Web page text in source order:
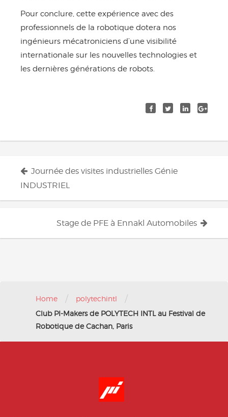
Pour conclure, cette expérience avec des
professionnels de la robotique dotera nos
ingénieurs mécatroniciens d’une visibilité
internationale sur les nouvelles technologies et
les dernières générations de robots.
Navigation
des
articles
Journée des visites industrielles Génie
INDUSTRIEL
Stage de PFE à Ennakl Automobiles
Home / polytechintl /
Club PI-Makers de POLYTECH INTL au Festival de
Robotique de Cachan, Paris